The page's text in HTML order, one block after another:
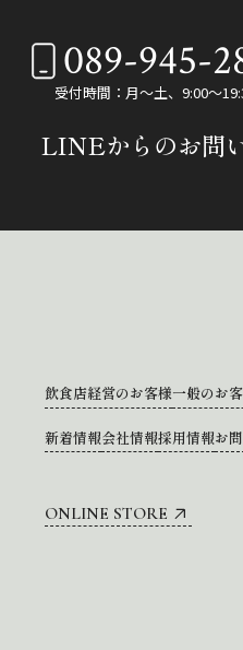
089-945-
受付時間：月～土、9:00～
LINEからのお問
飲食店経営のお客様一般のお
新着情報会社情報採用情報お
ONLINE STORE